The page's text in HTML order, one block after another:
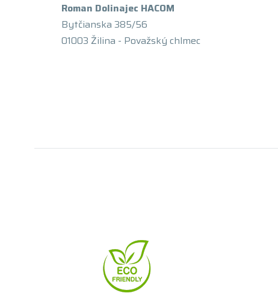
Roman Dolinajec HACOM
Bytčianska 385/56
01003 Žilina - Považský chlmec